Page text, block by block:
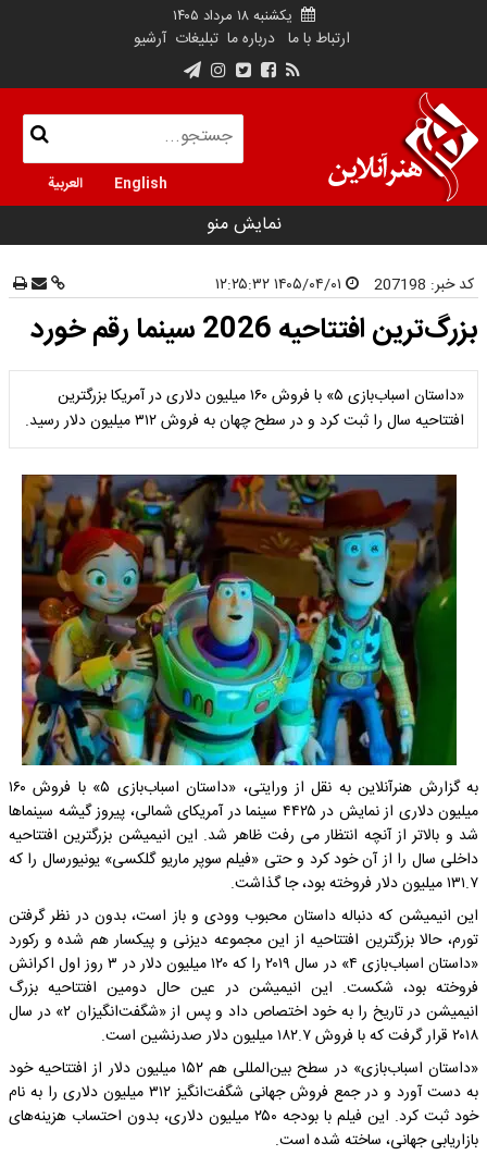
یکشنبه ۱۸ مرداد ۱۴۰۵
ارتباط با ما درباره ما تبلیغات آرشیو
English العربية
نمایش منو
کد خبر: 207198
بزرگ‌ترین افتتاحیه 2026 سینما رقم خورد
«داستان اسباب‌بازی ۵» با فروش ۱۶۰ میلیون دلاری در آمریکا بزرگترین
افتتاحیه سال را ثبت کرد و در سطح چهان به فروش ۳۱۲ میلیون دلار رسید.
به گزارش هنرآنلاین به نقل از ورایتی، «داستان اسباب‌بازی ۵» با فروش ۱۶۰
میلیون دلاری از نمایش در ۴۴۲۵ سینما در آمریکای شمالی، پیروز گیشه سینماها
شد و بالاتر از آنچه انتظار می رفت ظاهر شد. این انیمیشن بزرگترین افتتاحیه
داخلی سال را از آن خود کرد و حتی «فیلم سوپر ماریو گلکسی» یونیورسال را که
۱۳۱.۷ میلیون دلار فروخته بود، جا گذاشت.
این انیمیشن که دنباله داستان محبوب وودی و باز است، بدون در نظر گرفتن
تورم، حالا بزرگترین افتتاحیه از این مجموعه دیزنی و پیکسار هم شده و رکورد
«داستان اسباب‌بازی ۴» در سال ۲۰۱۹ را که ۱۲۰ میلیون دلار در ۳ روز اول اکرانش
فروخته بود، شکست. این انیمیشن در عین حال دومین افتتاحیه بزرگ
انیمیشن در تاریخ را به خود اختصاص داد و پس از «شگفت‌انگیزان ۲» در سال
۲۰۱۸ قرار گرفت که با فروش ۱۸۲.۷ میلیون دلار صدرنشین است.
«داستان اسباب‌بازی» در سطح بین‌المللی هم ۱۵۲ میلیون دلار از افتتاحیه خود
به دست آورد و در جمع فروش جهانی شگفت‌انگیز ۳۱۲ میلیون دلاری را به نام
خود ثبت کرد. این فیلم با بودجه ۲۵۰ میلیون دلاری، بدون احتساب هزینه‌های
بازاریابی جهانی، ساخته شده است.